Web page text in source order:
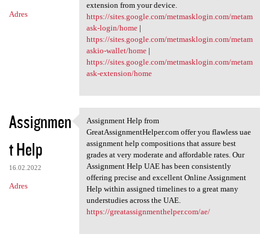
Adres
extension from your device.
https://sites.google.com/metmasklogin.com/metam
ask-login/home|
https://sites.google.com/metmasklogin.com/metam
askio-wallet/home|
https://sites.google.com/metmasklogin.com/metam
ask-extension/home
Assignmen
t Help
16.02.2022
Adres
Assignment Help from
Assignment Help from
GreatAssignmentHelper.com offer you flawless uae
assignment help compositions that assure best
grades at very moderate and affordable rates. Our
Assignment Help UAE has been consistently
offering precise and excellent Online Assignment
Help within assigned timelines to a great many
understudies across the UAE.
https://greatassignmenthelper.com/ae/